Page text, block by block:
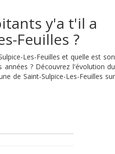
y'a t'il a
Feuilles ?
Les-Feuilles et quelle est son
? Découvrez l'évolution du
de Saint-Sulpice-Les-Feuilles sur